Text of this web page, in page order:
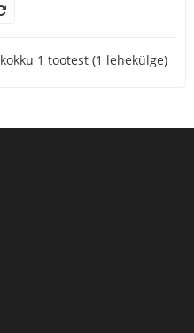
1 tootest (1 lehekülge)